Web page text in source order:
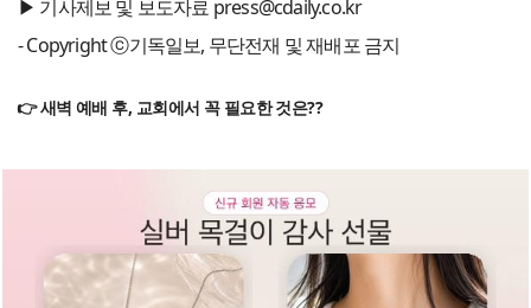
▶ 기사제보 및 보도자료 press@cdaily.co.kr
- Copyright ⓒ기독일보, 무단전재 및 재배포 금지
👉 새벽 예배 후, 교회에서 꼭 필요한 것은??